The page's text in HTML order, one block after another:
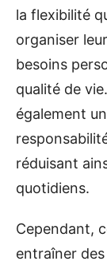
la flexibilité
organiser
besoins
qualité de
également
réduisant
quotidiens.
Cependant,
entraîner